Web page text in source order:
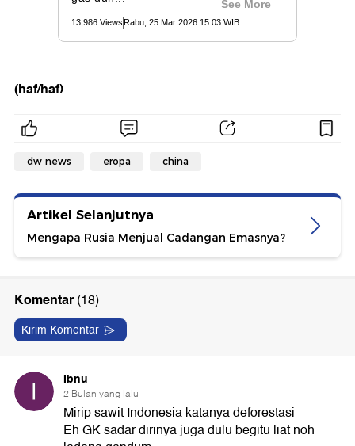
(haf/haf)
dw news eropa china
Artikel Selanjutnya
Mengapa Rusia Menjual Cadangan Emasnya?